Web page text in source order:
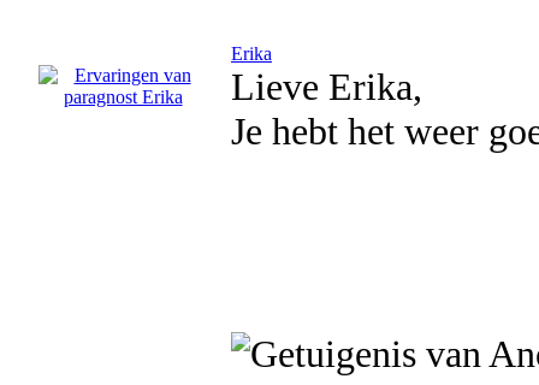
Erika
Lieve Erika,
Je hebt het weer